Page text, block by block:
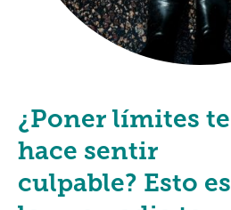
¿Poner límites te
hace sentir
culpable? Esto es